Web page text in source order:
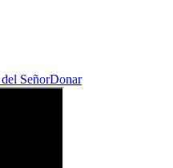
SeñorDonar